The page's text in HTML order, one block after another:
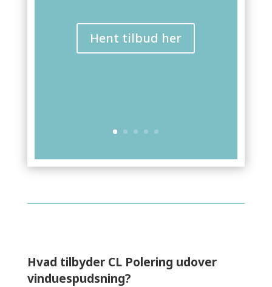
Hent tilbud her
Hvad tilbyder CL Polering udover
vinduespudsning?